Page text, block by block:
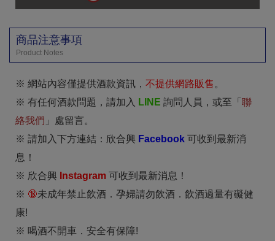
商品注意事項
Product Notes
※ 網站內容僅提供酒款資訊， 不提供網路販售 。
※ 有任何酒款問題，請加入
LINE 詢問人員，或至「 聯
絡我們 」處留言。
※ 請加入下方連結：欣合興 Facebook 可收到最新消
息！
※ 欣合興 nstagram 可收到最新消息！
※ 🔞未成年禁止飲酒．孕婦請勿飲酒．飲酒過量有礙健
康!
※ 喝酒不開車．安全有保障!